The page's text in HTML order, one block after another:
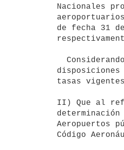
Nacionales
de fecha 31
tasas
II) Que al
Aeropuertos
Código